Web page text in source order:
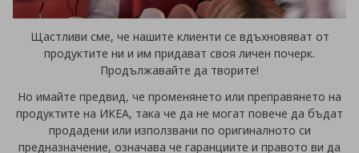
Щастливи сме, че нашите клиенти се вдъхновяват от
продуктите ни и им придават своя личен почерк.
Продължавайте да творите!
Но имайте предвид, че променянето или преправянето на
продуктите на ИКЕА, така че да не могат повече да бъдат
продадени или използвани по оригиналното си
предназначение, означава че гаранциите и правото ви да